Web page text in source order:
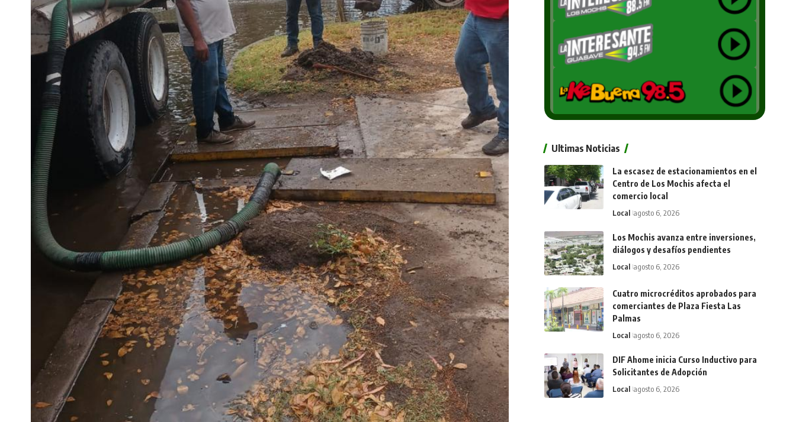
Ultimas Noticias
La escasez de estacionamientos en el
Centro de Los Mochis afecta el
comercio local
Local agosto 6, 2026
Los Mochis avanza entre inversiones,
diálogos y desafíos pendientes
Local agosto 6, 2026
Cuatro microcréditos aprobados para
comerciantes de Plaza Fiesta Las
Palmas
Local agosto 6, 2026
DIF Ahome inicia Curso Inductivo para
Solicitantes de Adopción
Local agosto 6, 2026